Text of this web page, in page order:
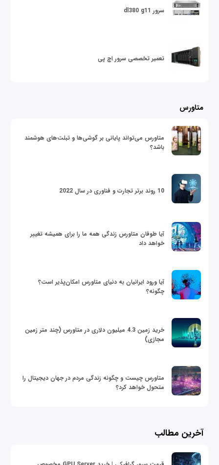
سرور dl380 g11
تعمیر تخصصی سرور اچ پی
متاورس
متاورس می‌تواند پایانی بر گوشی‌ها و تبلت‌های هوشمند
باشد؟
10 روند برتر تجارت و فناوری در سال 2022
آیا طوفان متاورس زندگی همه ما را برای همیشه تغییر
خواهد داد
آیا ورود ایرانیان به دنیای متاورس امکان‌پذیر است؟
چگونه؟
خرید زمین 4.3 میلیون دلاری در متاورس (چند متر زمین
مجازی)
متاورس چیست و چگونه زندگی مردم در جهان دیجیتال را
متحول خواهد کرد؟
آخرین مطالب